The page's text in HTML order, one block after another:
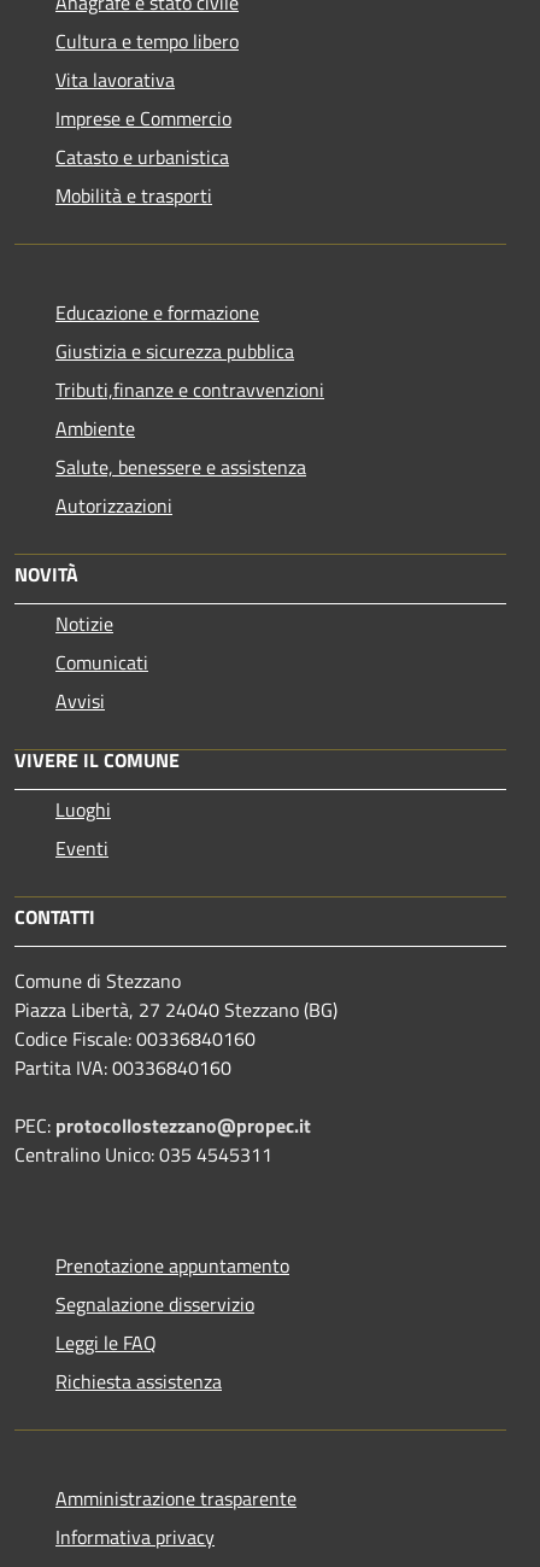
Cultura e tempo libero
Vita lavorativa
Imprese e Commercio
Catasto e urbanistica
Mobilità e trasporti
Educazione e formazione
Giustizia e sicurezza pubblica
Tributi,finanze e contravvenzioni
Ambiente
Salute, benessere e assistenza
Autorizzazioni
NOVITÀ
Notizie
Comunicati
Avvisi
VIVERE IL COMUNE
Luoghi
Eventi
CONTATTI
Comune di Stezzano
Piazza Libertà, 27 24040 Stezzano (BG)
Codice Fiscale: 00336840160
Partita IVA: 00336840160
PEC: protocollostezzano@propec.it
Centralino Unico: 035 4545311
Prenotazione appuntamento
Segnalazione disservizio
Leggi le FAQ
Richiesta assistenza
Amministrazione trasparente
Informativa privacy